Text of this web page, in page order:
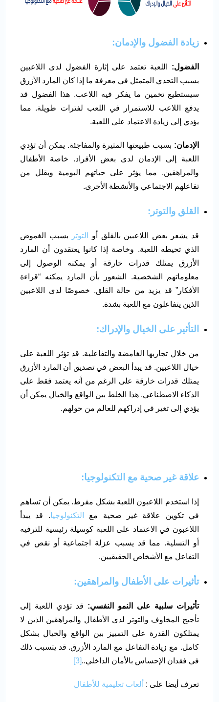
زيادة الفضول والإدمان:
الفضول: اللعبة تعتمد على إثارة الفضول لدى اللاعبين
بسبب التحدي المتمثل في معرفة ما إذا كان المارد الأزرق
سيستطيع تخمين ما يفكر فيه اللاعب. هذا الفضول قد
يدفع اللاعب للاستمرار في اللعب لفترات طويلة. مما
يؤدي إلى زيادة الاعتماد على اللعبة.
الإدمان: بسبب طبيعتها المثيرة والمفاجئة. يمكن أن تؤدي
اللعبة إلى الإدمان لدى بعض الأفراد. خاصة الأطفال
والمراهقين. مما يؤثر على حياتهم اليومية ويقلل من
تفاعلهم الاجتماعي والأنشطة الأخرى.
القلق والتوتر :
قد يشعر بعض اللاعبين بالقلق أو التوتر
بسبب الغموض
الذي تحيطه اللعبة. وخاصة إذا كانوا يعتقدون أن المارد
الأزرق يمتلك قدرات خارقة أو يمكنه الوصول إلى
معلوماتهم الشخصية. الشعور بأن المارد يمكنه “قراءة
الأفكار” قد يزيد من حالة القلق. خصوصًا لدى اللاعبين
الذين يتفاعلون مع اللعبة بشدة.
التأثير على الخيال والإدراك:
من خلال تجاربها الغامضة والتفاعلية. قد تؤثر اللعبة على
خيال اللاعبين. قد يبدأ البعض في تصديق أن المارد الأزرق
يمتلك قدرات خارقة على الرغم من أنه يعتمد فقط على
الذكاء الاصطناعي. هذا الخلط بين الواقع والخيال يمكن أن
يؤدي إلى تغير في إدراكهم للعالم من حولهم.
علاقة غير صحية مع التكنولوجيا:
إذا استخدم اللاعبون اللعبة بشكل مفرط. يمكن أن تساهم
في تكوين علاقة غير صحية مع
التكنولوجيا. قد يبدأ
اللاعبون في الاعتماد على اللعبة كوسيلة رئيسية للترفيه
أو التسلية. مما قد يسبب عزلة اجتماعية أو نقص في
التفاعل مع الأشخاص الحقيقيين.
تأثيرات على الأطفال والمراهقين:
تأثيرات سلبية على النمو النفسي: قد تؤدي اللعبة إلى
تأجيج المخاوف والتوتر لدى الأطفال والمراهقين الذين لا
يمتلكون القدرة على التمييز بين الواقع والخيال بشكل
كامل. مع زيادة التفاعل مع المارد الأزرق. قد يتسبب ذلك
في فقدان الإحساس بالأمان الداخلي..[3]
تعرف أيضا على : ألعاب تعليمية للأطفال